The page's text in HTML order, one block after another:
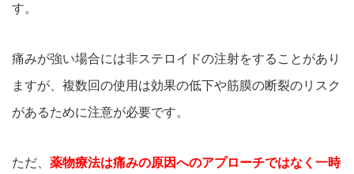
す。
痛みが強い場合には非ステロイドの注射をすることがあり
ますが、複数回の使用は効果の低下や筋膜の断裂のリスク
があるために注意が必要です。
ただ、 薬物療法は痛みの原因へのアプローチではなく一時